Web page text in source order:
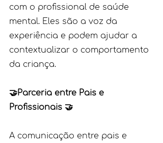
com o profissional de saúde
mental. Eles são a voz da
experiência e podem ajudar a
contextualizar o comportamento
da criança.
🤝Parceria entre Pais e
Profissionais 🤝
A comunicação entre pais e